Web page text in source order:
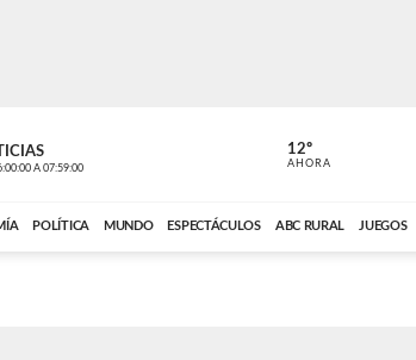
A 07:59:00 ABC CARDINAL
12º
AHORA
POLÍTICA MUNDO ESPECTÁCULOS ABC RURAL JUEGOS